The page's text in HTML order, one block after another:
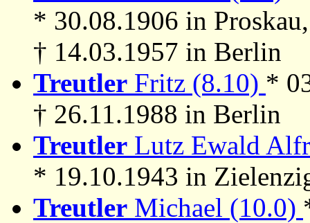
* 30.08.1906 in
† 14.03.1957 in Berlin
Treutler Fritz (8.10) *
† 26.11.1988 in Berlin
Treutler Lutz Ewald
* 19.10.1943 in
Treutler Michael (10.0)